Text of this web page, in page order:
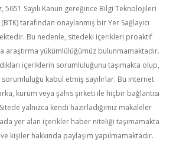
5651 Sayılı Kanun gereğince Bilgi Teknolojileri
tarafından onaylanmış bir Yer Sağlayıcı
Bu nedenle, sitedeki içerikleri proaktif
araştırma yükümlülüğümüz bulunmamaktadır.
içeriklerin sorumluluğunu taşımakta olup,
kabul etmiş sayılırlar. Bu internet
kurum veya şahıs şirketi ile hiçbir bağlantısı
yalnızca kendi hazırladığımız makaleler
yer alan içerikler haber niteliği taşımamakta
kişiler hakkında paylaşım yapılmamaktadır.